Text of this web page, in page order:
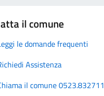
il comune
le domande frequenti
Assistenza
il comune 0523.832711